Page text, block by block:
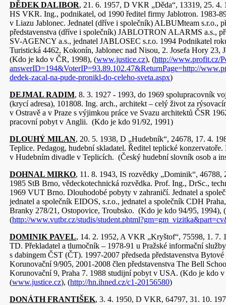
DĚDEK DALIBOR, 21. 6. 1957, D VKR „Děda“, 13319, 25. 4.
HS VKR. Ing., podnikatel, od 1990 ředitel firmy Jablotron. 1983-
v Liazu Jablonec. Jednatel (dříve i společník) ALBUMteam s.r.o.,
představenstva (dříve i společník) JABLOTRON ALARMS a.s.,
SV-AGENCY a.s., jednatel JABLOSEC s.r.o. 1994 Podnikatel
Turistická 4462, Kokonín, Jablonec nad Nisou, 2. Josefa Hory 23,
(Kdo je kdo v ČR, 1998), (www.justice.cz), (http://www.profit.cz/
answerID=194&VoterIP=93.89.102.47&ReturnPage=http://
dedek-zacal-na-pude-pronikl-do-celeho-sveta.aspx)
DEJMAL RADIM, 8. 3. 1927 - 1993, do 1969 spolupracovník
(krycí adresa), 101808. Ing. arch., architekt – celý život za
v Ostravě a v Praze s výjimkou práce ve Svazu architektů ČSR
pracovní pobyt v Anglii. (Kdo je kdo 91/92, 1991)
DLOUHÝ MILAN, 20. 5. 1938, D „Hudebník“, 24678, 17. 4.
Teplice. Pedagog, hudební skladatel. Ředitel teplické
v Hudebním divadle v Teplicích. (Český hudební slovník osob a
DOHNAL MIRKO, 11. 8. 1943, IS rozvědky „Dominik“, 46788,
1985 StB Brno, vědeckotechnická rozvědka. Prof. Ing., DrSc.,
1969 VUT Brno. Dlouhodobé pobyty v zahraničí. Jednatel a
jednatel a společník EIDOS, s.r.o., jednatel a společník CDH
Branky 278/21, Ostopovice, Troubsko. (Kdo je kdo 94/95, 1994), (
(http://www.vutbr.cz/studis/
DOMINIK PAVEL, 14. 2. 1952, A VKR „Kryštof“, 75598, 1. 7.
TD. Překladatel a tlumočník – 1978-91 u Pražské informační
s dabingem ČST (ČT). 1997-2007 předseda představenstva
Korunovační 9/905, 2001-2008 člen představenstva The Bell
Korunovační 9, Praha 7. 1988 studijní pobyt v USA. (Kdo je kdo
(www.justice.cz), (http://hn.ihned.cz/c1-20156580)
DONÁTH FRANTIŠEK, 3. 4. 1950, D VKR, 64797, 31. 10.